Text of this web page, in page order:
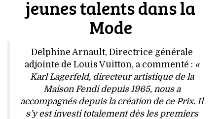
jeunes talents dans la
Mode
Delphine Arnault, Directrice générale
adjointe de Louis Vuitton, a commenté : «
Karl Lagerfeld, directeur artistique de la
Maison Fendi depuis 1965, nous a
accompagnés depuis la création de ce Prix. Il
s’y est investi totalement dès les premiers